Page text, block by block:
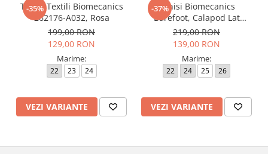
-35%
Tenisi Textili Biomecanics
262176-A032, Rosa
199,00 RON
129,00 RON
Marime:
22 23 24
VEZI VARIANTE
-37%
Tenisi Biomecanics
Barefoot, Calapod Lat
262190-E032 Rosa
219,00 RON
139,00 RON
Marime:
22 24 25 26
VEZI VARIANTE